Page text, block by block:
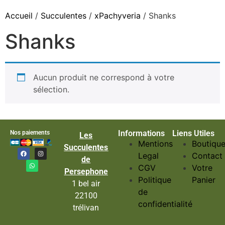
Accueil / Succulentes / xPachyveria / Shanks
Shanks
Aucun produit ne correspond à votre
sélection.
Nos paiements
Les
Succulentes
de
Persephone
1 bel air
22100
trélivan
Informations
Mentions
Legal
CGV
Politique
de
confidentialité
Liens Utiles
Contact
Votre
Panier